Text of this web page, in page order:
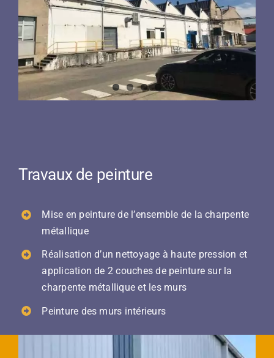
Travaux de peinture
Mise en peinture de l’ensemble de la charpente
métallique
Réalisation d’un nettoyage à haute pression et
application de 2 couches de peinture sur la
charpente métallique et les murs
Peinture des murs intérieurs